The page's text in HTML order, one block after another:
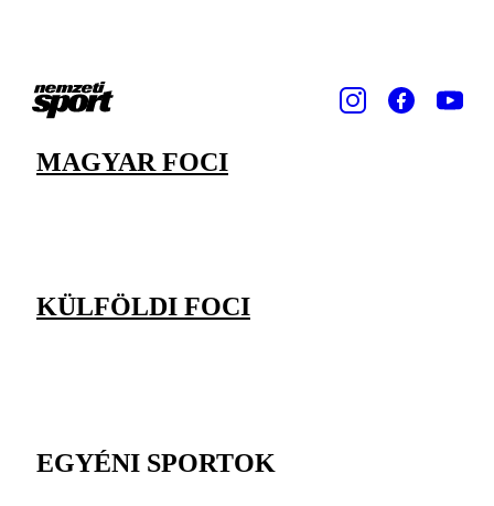
MAGYAR FOCI
KÜLFÖLDI FOCI
EGYÉNI SPORTOK